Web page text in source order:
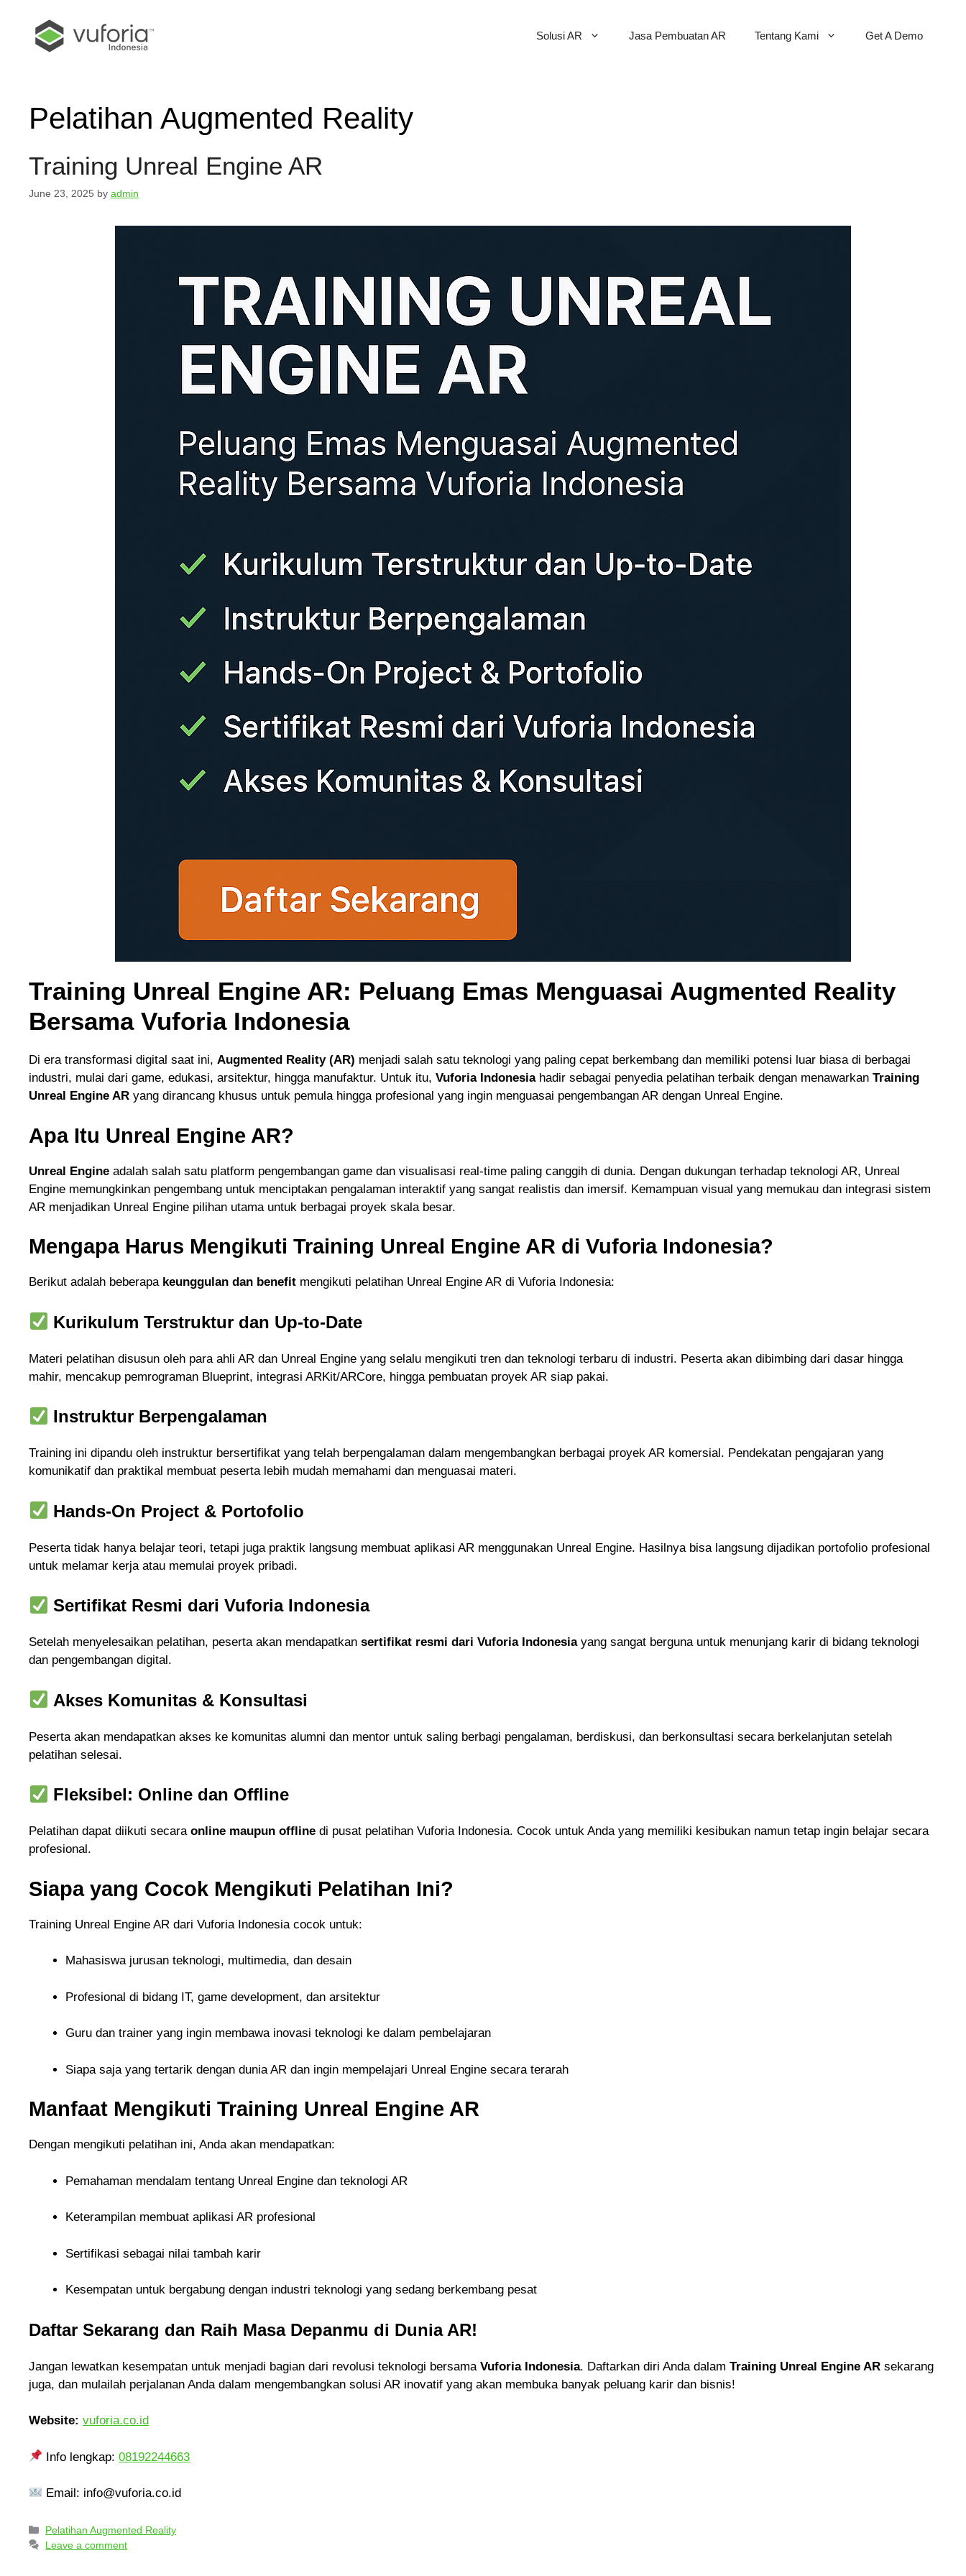
Solusi AR Jasa Pembuatan AR Tentang Kami Get A Demo
Pelatihan Augmented Reality
Training Unreal Engine AR
June 23, 2025 by admin
Training Unreal Engine AR: Peluang Emas Menguasai Augmented Reality
Bersama Vuforia Indonesia
Di era transformasi digital saat ini, Augmented Reality (AR) menjadi salah satu teknologi yang paling cepat berkembang dan memiliki potensi luar biasa di berbagai
industri, mulai dari game, edukasi, arsitektur, hingga manufaktur. Untuk itu, Vuforia Indonesiahadir sebagai penyedia pelatihan terbaik dengan menawarkan Training
Unreal Engine AR yang dirancang khusus untuk pemula hingga profesional yang ingin menguasai pengembangan AR dengan Unreal Engine.
Apa Itu Unreal Engine AR?
Unreal Engine adalah salah satu platform pengembangan game dan visualisasi real-time paling canggih di dunia. Dengan dukungan terhadap teknologi AR, Unreal
Engine memungkinkan pengembang untuk menciptakan pengalaman interaktif yang sangat realistis dan imersif. Kemampuan visual yang memukau dan integrasi sistem
AR menjadikan Unreal Engine pilihan utama untuk berbagai proyek skala besar.
Mengapa Harus Mengikuti Training Unreal Engine AR di Vuforia Indonesia?
Berikut adalah beberapa keunggulan dan benefit mengikuti pelatihan Unreal Engine AR di Vuforia Indonesia:
Kurikulum Terstruktur dan Up-to-Date
Materi pelatihan disusun oleh para ahli AR dan Unreal Engine yang selalu mengikuti tren dan teknologi terbaru di industri. Peserta akan dibimbing dari dasar hingga
mahir, mencakup pemrograman Blueprint, integrasi ARKit/ARCore, hingga pembuatan proyek AR siap pakai.
Instruktur Berpengalaman
Training ini dipandu oleh instruktur bersertifikat yang telah berpengalaman dalam mengembangkan berbagai proyek AR komersial. Pendekatan pengajaran yang
komunikatif dan praktikal membuat peserta lebih mudah memahami dan menguasai materi.
Hands-On Project & Portofolio
Peserta tidak hanya belajar teori, tetapi juga praktik langsung membuat aplikasi AR menggunakan Unreal Engine. Hasilnya bisa langsung dijadikan portofolio profesional
untuk melamar kerja atau memulai proyek pribadi.
Sertifikat Resmi dari Vuforia Indonesia
Setelah menyelesaikan pelatihan, peserta akan mendapatkan sertifikat resmi dari Vuforia Indonesiayang sangat berguna untuk menunjang karir di bidang teknologi
dan pengembangan digital.
Akses Komunitas & Konsultasi
Peserta akan mendapatkan akses ke komunitas alumni dan mentor untuk saling berbagi pengalaman, berdiskusi, dan berkonsultasi secara berkelanjutan setelah
pelatihan selesai.
Fleksibel: Online dan Offline
Pelatihan dapat diikuti secara online maupun offline di pusat pelatihan Vuforia Indonesia. Cocok untuk Anda yang memiliki kesibukan namun tetap ingin belajar secara
profesional.
Siapa yang Cocok Mengikuti Pelatihan Ini?
Training Unreal Engine AR dari Vuforia Indonesia cocok untuk:
Mahasiswa jurusan teknologi, multimedia, dan desain
Profesional di bidang IT, game development, dan arsitektur
Guru dan trainer yang ingin membawa inovasi teknologi ke dalam pembelajaran
Siapa saja yang tertarik dengan dunia AR dan ingin mempelajari Unreal Engine secara terarah
Manfaat Mengikuti Training Unreal Engine AR
Dengan mengikuti pelatihan ini, Anda akan mendapatkan:
Pemahaman mendalam tentang Unreal Engine dan teknologi AR
Keterampilan membuat aplikasi AR profesional
Sertifikasi sebagai nilai tambah karir
Kesempatan untuk bergabung dengan industri teknologi yang sedang berkembang pesat
Daftar Sekarang dan Raih Masa Depanmu di Dunia AR!
Jangan lewatkan kesempatan untuk menjadi bagian dari revolusi teknologi bersama Vuforia Indonesia. Daftarkan diri Anda dalam Training Unreal Engine AR sekarang
juga, dan mulailah perjalanan Anda dalam mengembangkan solusi AR inovatif yang akan membuka banyak peluang karir dan bisnis!
Website: vuforia.co.id
Info lengkap:08192244663
Email: info@vuforia.co.id
Pelatihan Augmented Reality
Leave a comment